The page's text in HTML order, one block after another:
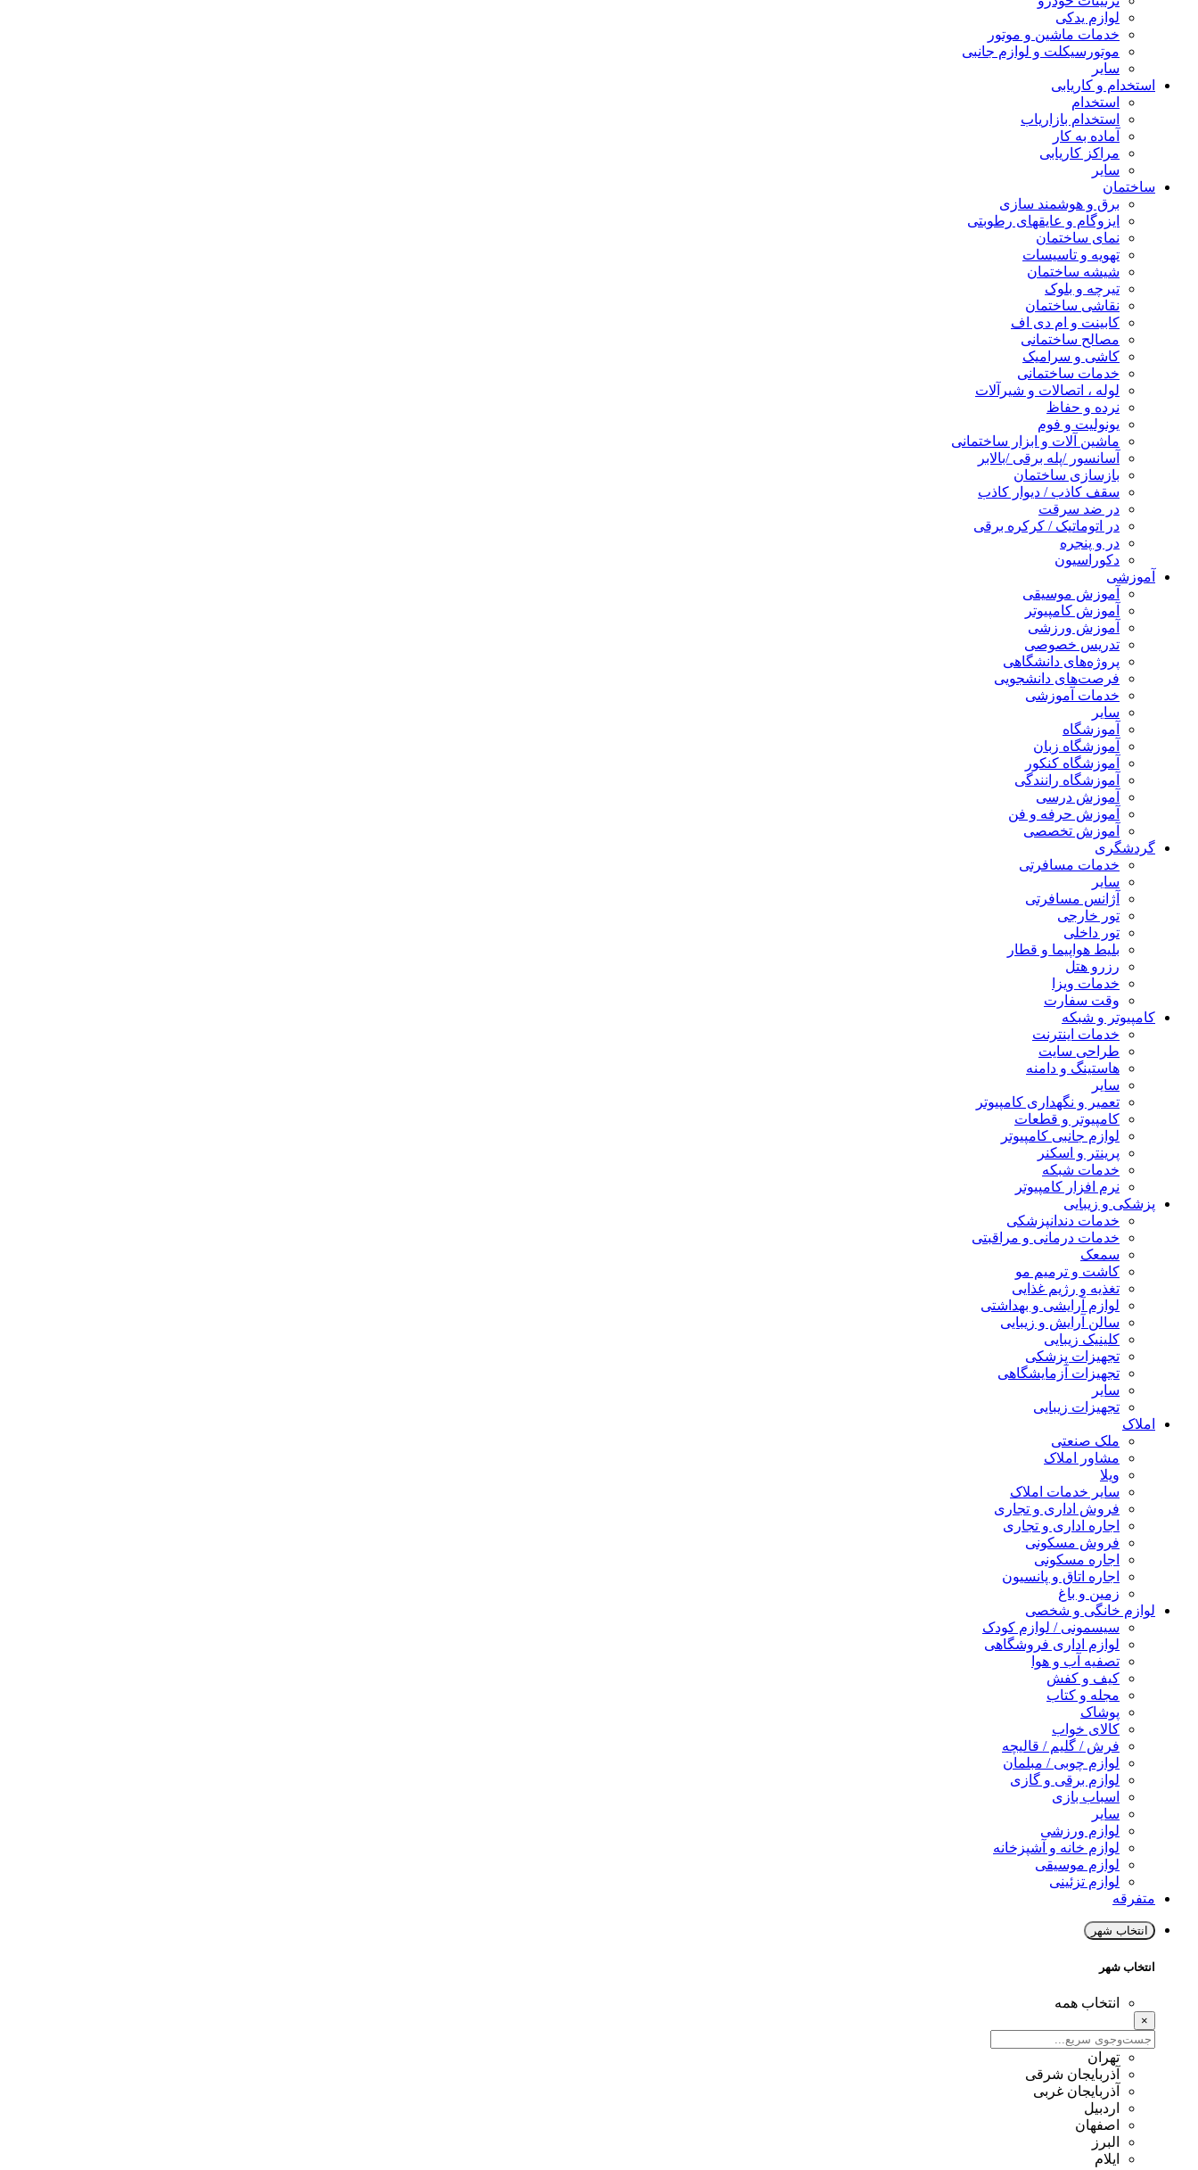
لوازم یدکی
خدمات ماشین و موتور
موتورسیکلت و لوازم جانبی
سایر
استخدام و کاریابی
استخدام
استخدام بازاریاب
آماده به کار
مراکز کاریابی
سایر
ساختمان
برق و هوشمند سازی
ایزوگام و عایقهای رطوبتی
نمای ساختمان
تهویه و تاسیسات
شیشه ساختمان
تیرچه و بلوک
نقاشی ساختمان
کابینت و ام دی اف
مصالح ساختمانی
کاشی و سرامیک
خدمات ساختمانی
لوله ، اتصالات و شیرآلات
نرده و حفاظ
یونولیت و فوم
ماشین آلات و ابزار ساختمانی
آسانسور /پله برقی /بالابر
بازسازی ساختمان
سقف کاذب / دیوار کاذب
در ضد سرقت
در اتوماتیک / کرکره برقی
در و پنجره
دکوراسیون
آموزشی
آموزش موسیقی
آموزش کامپیوتر
آموزش ورزشی
تدریس خصوصی
پروژه‌های دانشگاهی
فرصت‌های دانشجویی
خدمات آموزشی
سایر
آموزشگاه
آموزشگاه زبان
آموزشگاه کنکور
آموزشگاه رانندگی
آموزش درسی
آموزش حرفه و فن
آموزش تخصصی
گردشگری
خدمات مسافرتی
سایر
آژانس مسافرتی
تور خارجی
تور داخلی
بلیط هواپیما و قطار
رزرو هتل
خدمات ویزا
وقت سفارت
کامپیوتر و شبکه
خدمات اینترنت
طراحی سایت
هاستینگ و دامنه
سایر
تعمیر و نگهداری کامپیوتر
کامپیوتر و قطعات
لوازم جانبی کامپیوتر
پرینتر و اسکنر
خدمات شبکه
نرم افزار کامپیوتر
پزشکی و زیبایی
خدمات دندانپزشکی
خدمات درمانی و مراقبتی
سمعک
کاشت و ترمیم مو
تغذیه و رژیم غذایی
لوازم آرایشی و بهداشتی
سالن آرایش و زیبایی
کلینیک زیبایی
تجهیزات پزشکی
تجهیزات آزمایشگاهی
سایر
تجهیزات زیبایی
املاک
ملک صنعتی
مشاور املاک
ویلا
سایر خدمات املاک
فروش اداری و تجاری
اجاره اداری و تجاری
فروش مسکونی
اجاره مسکونی
اجاره اتاق و پانسیون
زمین و باغ
لوازم خانگی و شخصی
سیسمونی / لوازم کودک
لوازم اداری فروشگاهی
تصفیه آب و هوا
کیف و کفش
مجله و کتاب
پوشاک
کالای خواب
فرش / گلیم / قالیچه
لوازم چوبی / مبلمان
لوازم برقی و گازی
اسباب بازی
سایر
لوازم ورزشی
لوازم خانه و آشپزخانه
لوازم موسیقی
لوازم تزئینی
متفرقه
انتخاب شهر
انتخاب شهر
انتخاب همه
×
تهران
آذربایجان شرقی
آذربایجان غربی
اردبیل
اصفهان
البرز
ایلام